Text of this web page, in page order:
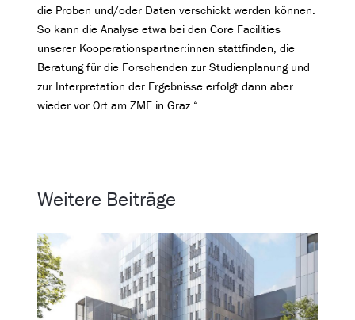
die Proben und/oder Daten verschickt werden können.
So kann die Analyse etwa bei den Core Facilities
unserer Kooperationspartner:innen stattfinden, die
Beratung für die Forschenden zur Studienplanung und
zur Interpretation der Ergebnisse erfolgt dann aber
wieder vor Ort am ZMF in Graz.“
Weitere Beiträge